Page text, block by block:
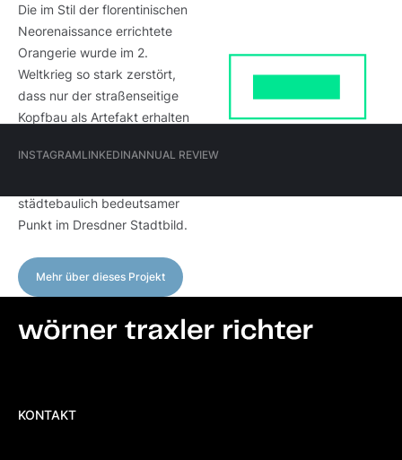
Hauptmenü
INSTAGRAM
INSTAGRAM
LINKEDIN
LINKEDIN
ANNUAL REVIEW
ANNUAL REVIEW
Die im Stil der florentinischen
Neorenaissance errichtete
Orangerie wurde im 2.
Weltkrieg so stark zerstört,
dass nur der straßenseitige
Kopfbau als Artefakt erhalten
Gebäude ist heute ein
städtebaulich bedeutsamer
Punkt im Dresdner Stadtbild.
Mehr über dieses Projekt
Menü
KONTAKT